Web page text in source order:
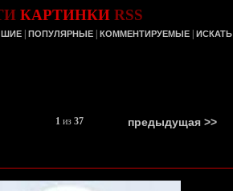
КАРТИНКИ RSS
ПОПУЛЯРНЫЕ КОММЕНТИРУЕМЫЕ ИСКАТЬ
1из 37 предыдущая >>